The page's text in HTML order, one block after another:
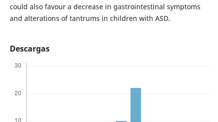
could also favour a decrease in gastrointestinal symptoms
and alterations of tantrums in children with ASD.
Descargas